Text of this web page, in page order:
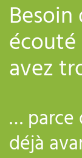
écouté
avez
… parce
déjà